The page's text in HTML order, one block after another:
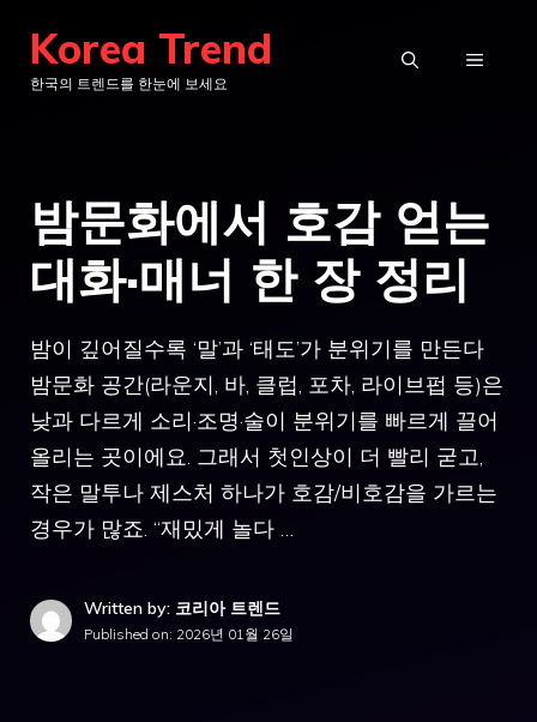
Korea Trend
한국의 트렌드를 한눈에 보세요
메
밤문화에서 호감 얻는
대화·매너 한 장 정리
밤이 깊어질수록 ‘말’과 ‘태도’가 분위기를 만든다
밤문화 공간(라운지, 바, 클럽, 포차, 라이브펍 등)은
낮과 다르게 소리·조명·술이 분위기를 빠르게 끌어
올리는 곳이에요. 그래서 첫인상이 더 빨리 굳고,
작은 말투나 제스처 하나가 호감/비호감을 가르는
경우가 많죠. “재밌게 놀다 …
Written by: 코리아 트렌드
Published on: 2026년 01월 26일